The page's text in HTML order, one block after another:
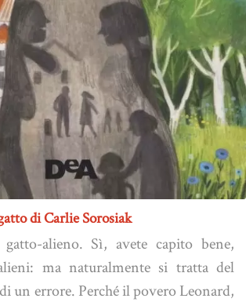
di Carlie Sorosiak
alieno. Sì, avete capito bene,
ma naturalmente si tratta del
un errore. Perché il povero Leonard,